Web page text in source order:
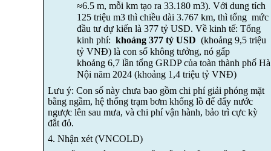
≈6.5 m, mỗi km tạo ra 33.180 m3). Với dung tích
125 triệu m3 thì chiều dài 3.767 km, thì tổng mức
đầu tư dự kiến là 377 tỷ USD.Về kinh tế: Tổng
kinh phí: khoảng 377 tỷ USD (khoảng 9,5 triệu
tỷ VNĐ) là con số không tưởng, nó gấp
khoảng 6,7 lần tổng GRDP của toàn thành phố Hà
Nội năm 2024 (khoảng 1,4 triệu tỷ VNĐ)
Lưu ý: Con số này chưa bao gồm chi phí giải phóng mặt
bằng ngầm, hệ thống trạm bơm khổng lồ để đẩy nước
ngược lên sau mưa, và chi phí vận hành, bảo trì cực kỳ
đắt đỏ.
4. Nhận xét (VNCOLD)